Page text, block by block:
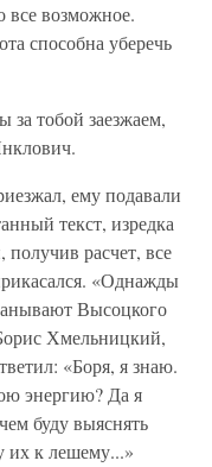
все возможное.
способна уберечь
тобой заезжаем,
ему подавали
текст, изредка
расчет, все
«Однажды
Высоцкого
Хмельницкий,
«Боря, я знаю.
энергию? Да я
буду выяснять
их к лешему...»